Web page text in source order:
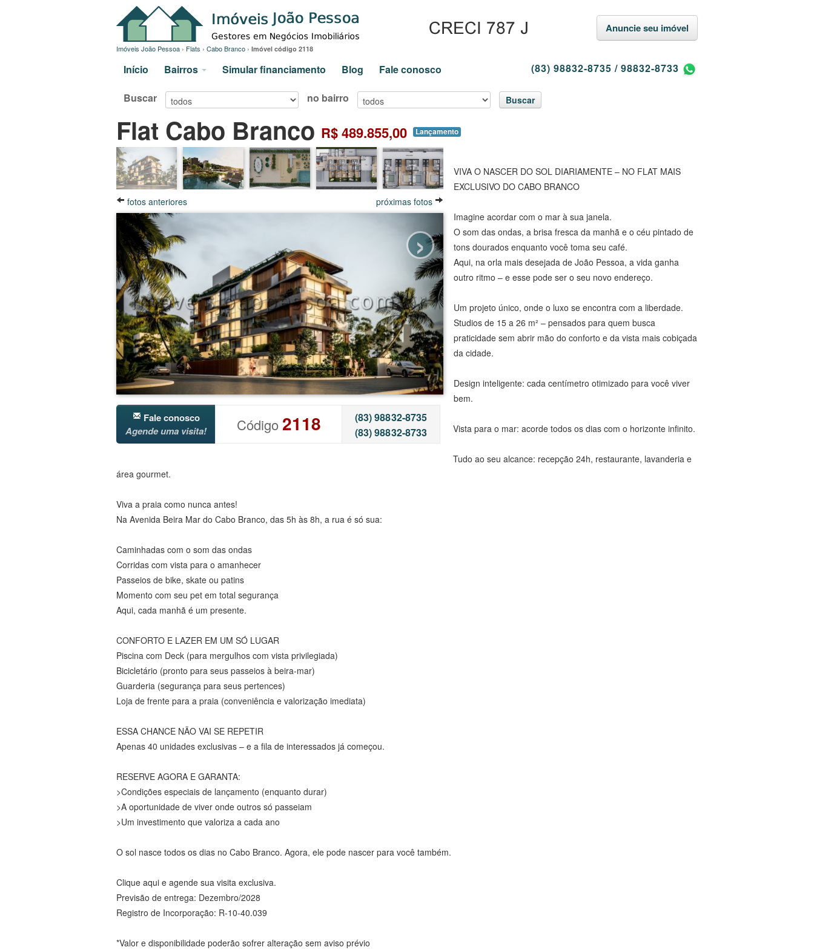
Anuncie seu imóvel
Imóveis João Pessoa › Flats › Cabo Branco › Imóvel código 2118
Início Bairros Simular financiamento Blog Fale conosco (83) 98832-8735 / 98832-8733
Buscar no bairro Buscar
Flat Cabo Branco R$ 489.855,00 Lançamento
fotos anteriores próximas fotos
›
Fale conosco
Agende uma visita!
Código2118
(83) 98832-8735
(83) 98832-8733
VIVA O NASCER DO SOL DIARIAMENTE – NO FLAT MAIS
EXCLUSIVO DO CABO BRANCO
Imagine acordar com o mar à sua janela.
O som das ondas, a brisa fresca da manhã e o céu pintado de
tons dourados enquanto você toma seu café.
Aqui, na orla mais desejada de João Pessoa, a vida ganha
outro ritmo – e esse pode ser o seu novo endereço.
Um projeto único, onde o luxo se encontra com a liberdade.
Studios de 15 a 26 m² – pensados para quem busca
praticidade sem abrir mão do conforto e da vista mais cobiçada
da cidade.
Design inteligente: cada centímetro otimizado para você viver
bem.
Vista para o mar: acorde todos os dias com o horizonte infinito.
Tudo ao seu alcance: recepção 24h, restaurante, lavanderia e
área gourmet.
Viva a praia como nunca antes!
Na Avenida Beira Mar do Cabo Branco, das 5h às 8h, a rua é só sua:
Caminhadas com o som das ondas
Corridas com vista para o amanhecer
Passeios de bike, skate ou patins
Momento com seu pet em total segurança
Aqui, cada manhã é um presente.
CONFORTO E LAZER EM UM SÓ LUGAR
Piscina com Deck (para mergulhos com vista privilegiada)
Bicicletário (pronto para seus passeios à beira-mar)
Guarderia (segurança para seus pertences)
Loja de frente para a praia (conveniência e valorização imediata)
ESSA CHANCE NÃO VAI SE REPETIR
Apenas 40 unidades exclusivas – e a fila de interessados já começou.
RESERVE AGORA E GARANTA:
>Condições especiais de lançamento (enquanto durar)
>A oportunidade de viver onde outros só passeiam
>Um investimento que valoriza a cada ano
O sol nasce todos os dias no Cabo Branco. Agora, ele pode nascer para você também.
Clique aqui e agende sua visita exclusiva.
Previsão de entrega: Dezembro/2028
Registro de Incorporação: R-10-40.039
*Valor e disponibilidade poderão sofrer alteração sem aviso prévio